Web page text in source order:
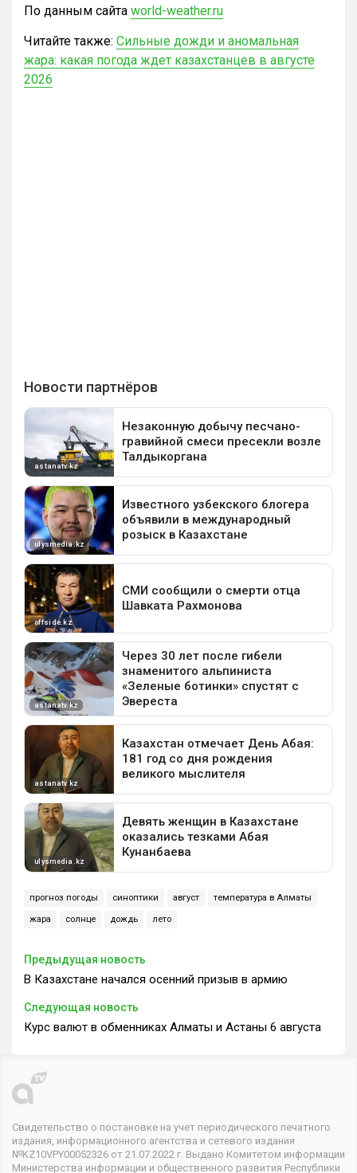
По данным сайта world-weather.ru
Читайте также: Сильные дожди и аномальная
жара: какая погода ждет казахстанцев в августе
2026
прогноз погоды синоптики август температура в Алматы
жара солнце дождь лето
Предыдущая новость
В Казахстане начался осенний призыв в армию
Следующая новость
Курс валют в обменниках Алматы и Астаны 6 августа
Свидетельство о постановке на учет периодического печатного
издания, информационного агентства и сетевого издания
№KZ10VPY00052326 от 21.07.2022 г. Выдано Комитетом информации
Министерства информации и общественного развития Республики